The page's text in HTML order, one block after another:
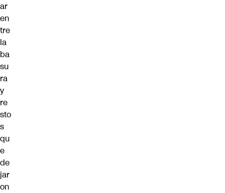
ar
en
tre
la
ba
su
ra
y
re
sto
s
qu
e
de
jar
on